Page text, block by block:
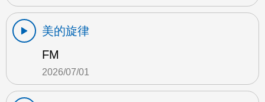
美的旋律
FM
2026/07/01